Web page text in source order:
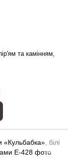
та камінням,